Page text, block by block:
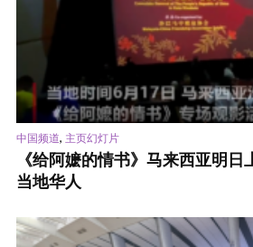
中国频道, 主页幻灯片
《给阿嬷的情书》马来西亚明
当地华人